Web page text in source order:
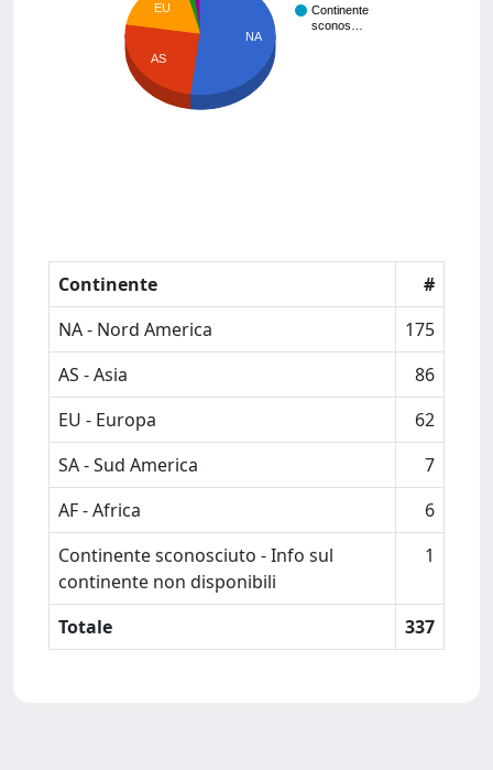
Continente
sconos…
EU
AS
NA
Continente
#
NA - Nord America
175
AS - Asia
86
EU - Europa
62
SA - Sud America
7
AF - Africa
6
Continente sconosciuto - Info sul
continente non disponibili
1
Totale 337